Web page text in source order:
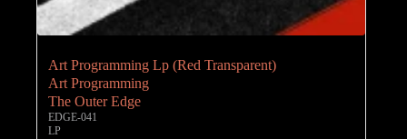
Art Programming Lp (Red Transparent)
Art Programming
The Outer Edge
EDGE-041
LP